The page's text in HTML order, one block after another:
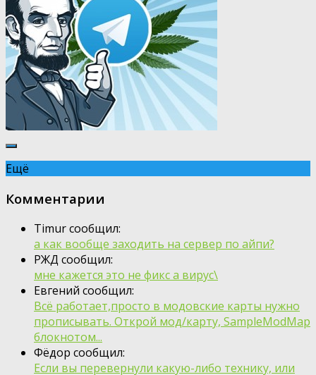
Ещё
Комментарии
Timur сообщил:
а как вообще заходить на сервер по айпи?
РЖД сообщил:
мне кажется это не фикс а вирус\
Евгений сообщил:
Всё работает,просто в модовские карты нужно
прописывать. Открой мод/карту, SampleModMap
блокнотом...
Фёдор сообщил:
Если вы перевернули какую-либо технику, или